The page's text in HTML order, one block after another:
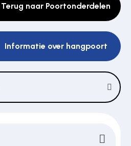
Terug naar Poortonderdelen
Informatie over hangpoort